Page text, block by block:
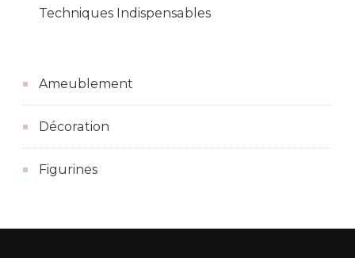
Techniques Indispensables
Ameublement
Décoration
Figurines